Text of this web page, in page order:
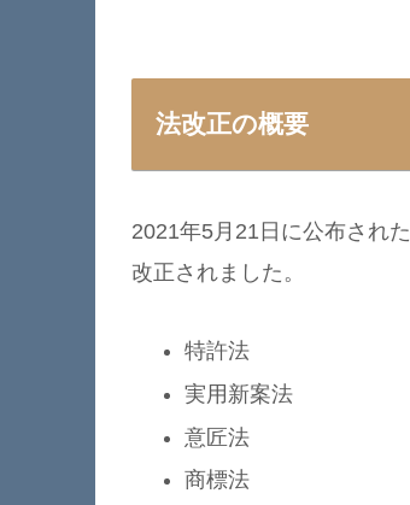
法改正の概要
2021年5月21日に公布された
改正されました。
特許法
実用新案法
意匠法
商標法